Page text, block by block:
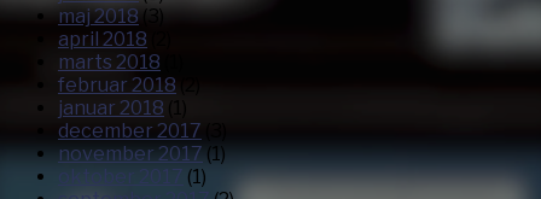
maj 2018 (3)
april 2018
marts 2018
februar 2018
januar 2018
december 2017
november 2017(1)
oktober 2017 (1)